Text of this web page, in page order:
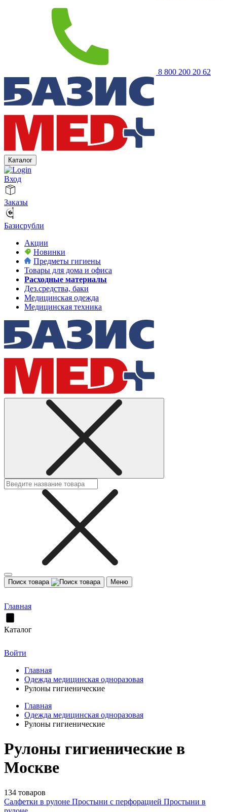
8 800 200 20 62
Каталог
Вход
Заказы
Базисрубли
Акции
Новинки
Предметы гигиены
Товары для дома и офиса
Расходные материалы
Дез.средства, баки
Медицинская одежда
Медицинская техника
Поиск товара Меню
Главная
Каталог
Войти
Главная
Одежда медицинская одноразовая
Рулоны гигиенические
Главная
Одежда медицинская одноразовая
Рулоны гигиенические
Рулоны гигиенические в
Москве
134 товаров
Салфетки в рулоне Простыни с перфорацией Простыни в